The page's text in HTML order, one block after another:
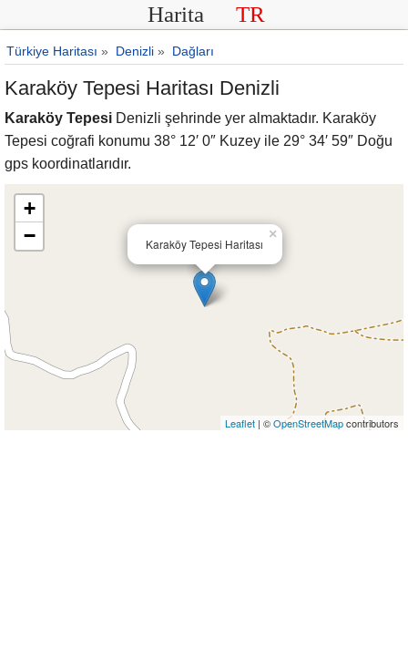
Harita TR
Türkiye Haritası » Denizli » Dağları
Karaköy Tepesi Haritası Denizli
Karaköy Tepesi Denizli şehrinde yer almaktadır. Karaköy
Tepesi coğrafi konumu 38° 12′ 0″ Kuzey ile 29° 34′ 59″ Doğu
gps koordinatlarıdır.
Karaköy Tepesi Haritası
×
+
−
Leaflet | ©OpenStreetMapcontributors